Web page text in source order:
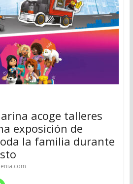
acoge talleres
exposición de
la familia durante